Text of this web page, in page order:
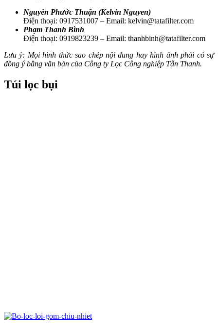
Nguyễn Phước Thuận (Kelvin Nguyen)
Điện thoại: 0917531007 – Email: kelvin@tatafilter.com
Phạm Thanh Bình
Điện thoại: 0919823239 – Email: thanhbinh@tatafilter.com
Lưu ý: Mọi hình thức sao chép nội dung hay hình ảnh phải có sự
đồng ý bằng văn bản của Công ty Lọc Công nghiệp Tân Thanh.
Túi lọc bụi